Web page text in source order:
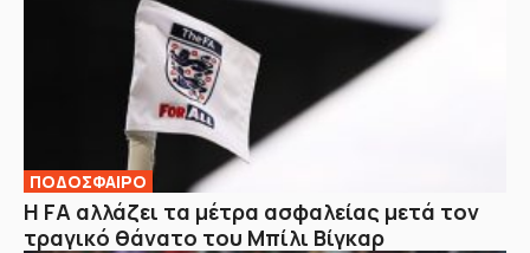
ΠΟΔΟΣΦΑΙΡΟ
Η FA αλλάζει τα μέτρα ασφαλείας μετά τον
τραγικό θάνατο του Μπίλι Βίγκαρ